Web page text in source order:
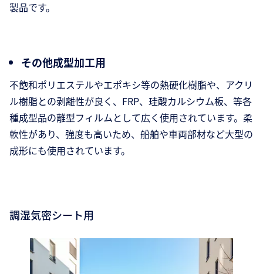
製品です。
その他成型加工用
不飽和ポリエステルやエポキシ等の熱硬化樹脂や、アクリ
ル樹脂との剥離性が良く、FRP、珪酸カルシウム板、等各
種成型品の離型フィルムとして広く使用されています。柔
軟性があり、強度も高いため、船舶や車両部材など大型の
成形にも使用されています。
調湿気密シート用